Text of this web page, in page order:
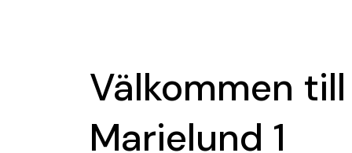
Välkommen
Marielund 1